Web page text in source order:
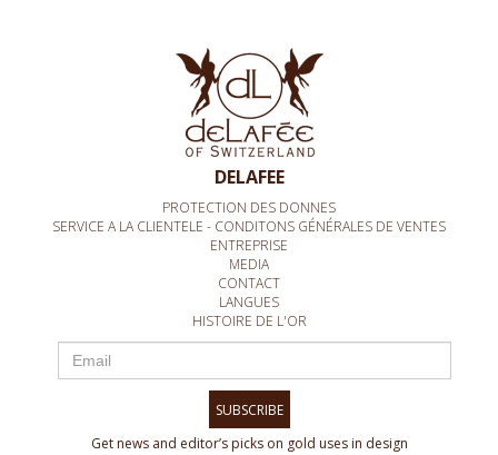
DELAFEE
PROTECTION DES DONNES
SERVICE A LA CLIENTELE - CONDITONS GÉNÉRALES DE VENTES
ENTREPRISE
MEDIA
CONTACT
LANGUES
HISTOIRE DE L'OR
SUBSCRIBE
Get news and editor’s picks on gold uses in design